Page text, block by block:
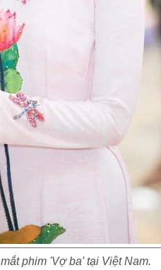
phim 'Vợ ba' tại Việt Nam.